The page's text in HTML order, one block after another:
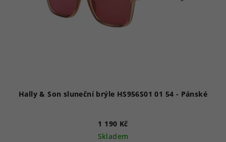
Hally & Son sluneční brýle HS956S01 01 54 - Pánské
1 190 Kč
Skladem